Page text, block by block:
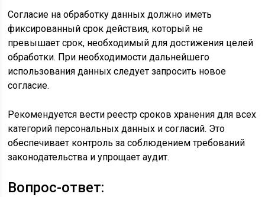
Согласие на обработку данных должно иметь
фиксированный срок действия, который не
превышает срок, необходимый для достижения целей
обработки. При необходимости дальнейшего
использования данных следует запросить новое
согласие.
Рекомендуется вести реестр сроков хранения для всех
категорий персональных данных и согласий. Это
обеспечивает контроль за соблюдением требований
законодательства и упрощает аудит.
Вопрос-ответ: